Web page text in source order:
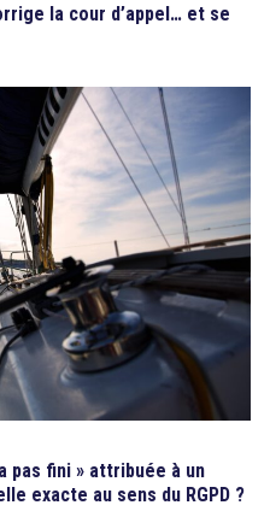
la cour d’appel… et se
pas fini » attribuée à un
exacte au sens du RGPD ?